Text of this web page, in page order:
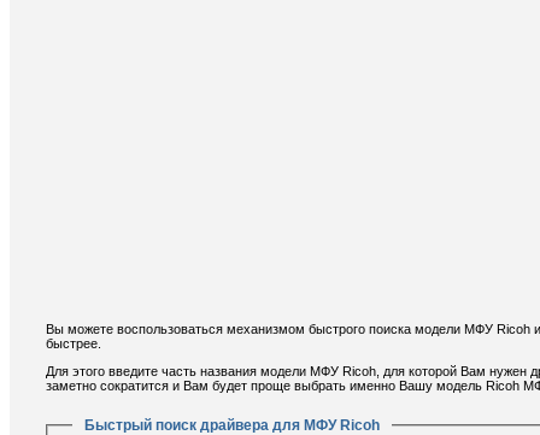
Вы можете воспользоваться механизмом быстрого поиска модели МФУ Ricoh
быстрее.
Для этого введите часть названия модели МФУ Ricoh, для которой Вам
заметно сократится и Вам будет проще выбрать именно Вашу модель Ricoh
Быстрый поиск драйвера для МФУ Ricoh